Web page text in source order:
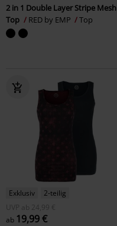
2 in 1 Double Layer Stripe Mesh
Top
RED by EMP Top
Exklusiv
2-teilig
UVP
ab 24,99 €
ab 19,99 €